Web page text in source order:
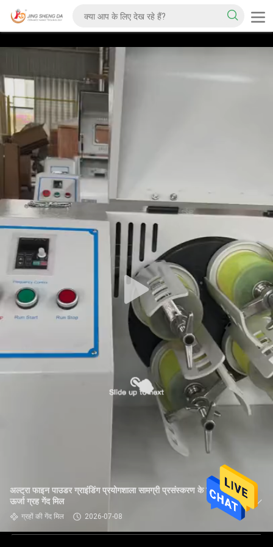
अल्ट्रा फाइन पाउडर ग्राइंडिंग प्रयोगशाला सामग्री प्रसंस्करण के लिए उच्च
ऊर्जा ग्रह गेंद मिल
ग्रहों की गेंद मिल 2026-07-08